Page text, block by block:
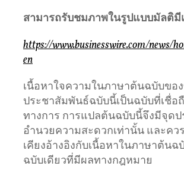
สามารถรับชมภาพในรูปแบบมัลติมี
https://www.businesswire.com/news/
en
เนื้อหาใจความในภาษาต้นฉบับขอ
ประชาสัมพันธ์ฉบับนี้เป็นฉบับที่เชื่อ
ทางการ การแปลต้นฉบับนี้จึงมีจุดป
อำนวยความสะดวกเท่านั้น และคว
เคียงอ้างอิงกับเนื้อหาในภาษาต้นฉ
ฉบับเดียวที่มีผลทางกฎหมาย